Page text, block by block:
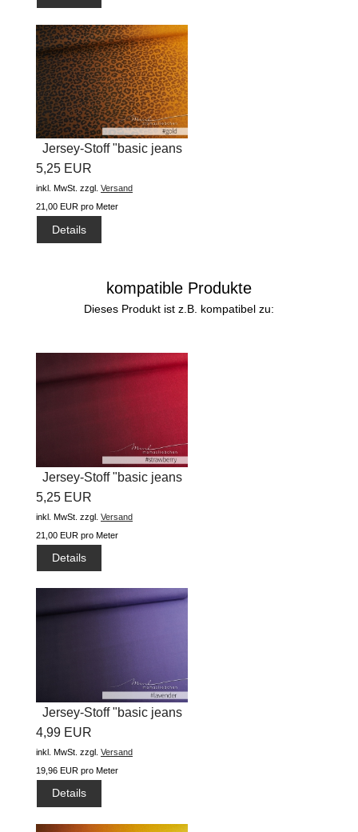
Jersey-Stoff "basic jeans
5,25 EUR
inkl. MwSt. zzgl. Versand
21,00 EUR pro Meter
Details
kompatible Produkte
Dieses Produkt ist z.B. kompatibel zu:
Jersey-Stoff "basic jeans
5,25 EUR
inkl. MwSt. zzgl. Versand
21,00 EUR pro Meter
Details
Jersey-Stoff "basic jeans
4,99 EUR
inkl. MwSt. zzgl. Versand
19,96 EUR pro Meter
Details